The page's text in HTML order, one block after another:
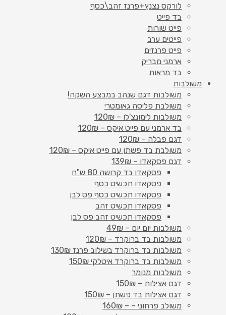
לורקס נצנץ+פרנז זהב\כסף
בד פייט
פייט שורות
פייטים ערב
פייט פרנזים
ארמני מבריק
בד מראות
משולבות
משולבות דגם שנהב במבצע השקה!
משולבת פליסה גאומטרי
משולבות לימונצ'לו – 120₪
בד ארמני עם פייט איקס – 120₪
דגם פבלה – 120₪
משולבת בד פשתן עם פייט איקס – 120₪
דגם פסקאדו – 139₪
פסקאדו בד קרושה 80 ש"ח
פסקאדו תכשיט כסף
פסקאדו תכשיט כסף פס לבן
פסקאדו תכשיט זהב
פסקאדו תכשיט זהב פס לבן
משולבות יום יום – 49₪
משולבות בד ברוקרד – 120₪
משולבות בד ברוקרד בשילוב פרנז 130₪
משולבות בד ברוקרד איטלקי 150₪
משולבות מנומר
דגם אצילות – 150₪
דגם אצילות בד פשתן – 150₪
משולב פרחוני – – 160₪